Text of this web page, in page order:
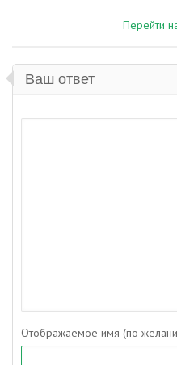
Перейти
Ваш ответ
Отображаемое имя (по